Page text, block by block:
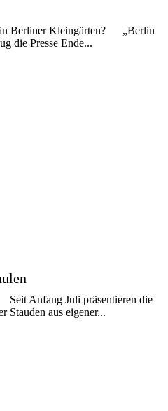
in Berliner Kleingärten? „Berlin
die Presse Ende...
Anfang Juli präsentieren die
Stauden aus eigener...